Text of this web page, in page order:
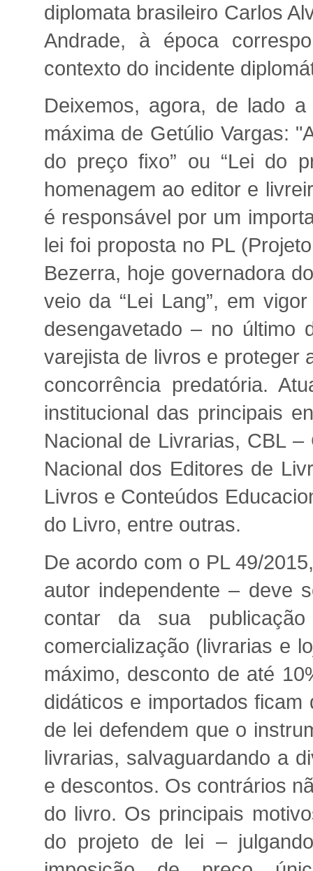
diplomata brasileiro Carlos
Andrade, à época
contexto do incidente
Deixemos, agora, de lado
máxima de Getúlio Vargas:
do preço fixo” ou “Lei do
homenagem ao editor e
é responsável por um
lei foi proposta no PL
Bezerra, hoje governadora
veio da “Lei Lang”, em
desengavetado – no último
varejista de livros e proteger
concorrência predatória.
institucional das principais
Nacional de Livrarias, CBL
Nacional dos Editores de
Livros e Conteúdos
do Livro, entre outras.
De acordo com o PL 49/
autor independente – deve
contar da sua
comercialização (livrarias e
máximo, desconto de até
didáticos e importados
de lei defendem que o
livrarias, salvaguardando a
e descontos. Os contrários
do livro. Os principais
do projeto de lei –